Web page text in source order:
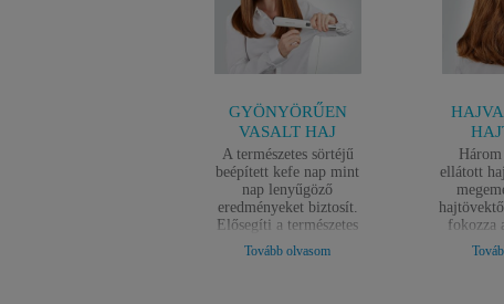
GYÖNYÖRŰEN
VASALT HAJ
A természetes sörtéjű
beépített kefe nap mint
nap lenyűgöző
eredményeket biztosít.
Elősegíti a természetes
volument a gyönyörűen
vasalt, egészséges hajért.
Tovább olvasom
ellátott
fokozza
akár